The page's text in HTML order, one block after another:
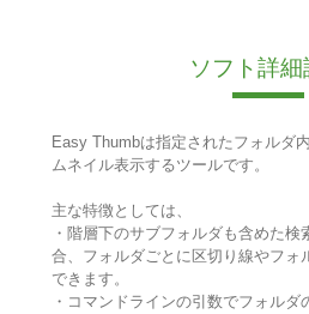
ソフト詳細
Easy Thumbは指定されたフォルダ
ムネイル表示するツールです。
主な特徴としては、
・階層下のサブフォルダも含めた検
合、フォルダごとに区切り線やフォ
できます。
・コマンドラインの引数でフォルダ